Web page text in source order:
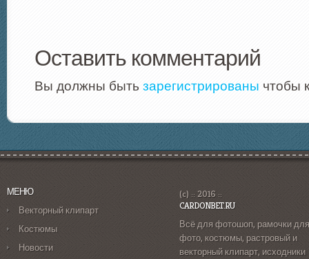
Оставить комментарий
Вы должны быть зарегистрированы чтобы
МЕНЮ
Векторный клипарт
Костюмы
Новости
(c) :: 2016 ::
CARDONBET.RU
Всё для фотошоп, рамочки для
фото, костюмы, растровый и
векторный клипарт, исходники